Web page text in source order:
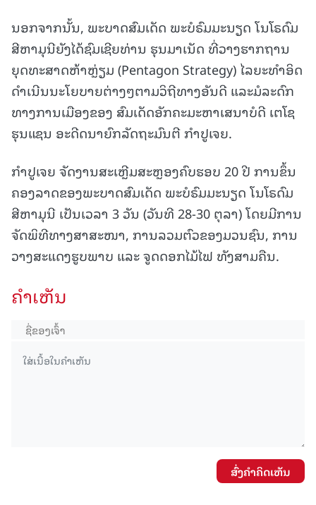
ນອກຈາກນັ້ນ, ພະບາດສົມເດັດ ພະບໍຣົມມະນຽດ ໂນໂຣດົມ
ສີຫາມຸນີຍັງໄດ້ຊົມເຊີຍທ່ານ ຮຸນມາເນັດ ທີ່ວາງຮາກຖານ
ຍຸດທະສາດຫ້າຫຼ່ຽມ (Pentagon Strategy) ໄລຍະທຳອິດ
ດຳເນີນນະໂຍບາຍຕ່າງໆຕາມວິຖີທາງອັນດີ ແລະມໍລະດົກ
ທາງການເມືອງຂອງ ສົມເດັດອັກຄະມະຫາເສນາບໍດີ ເຕໂຊ
ຮຸນແຊນ ອະດີດນາຍົກລັດຖະມົນຕີ ກຳປູເຈຍ.
ກຳປູເຈຍ ຈັດງານສະເຫຼີມສະຫຼອງຄົບຮອບ 20 ປີ ການຂຶ້ນ
ຄອງລາດຂອງພະບາດສົມເດັດ ພະບໍຣົມມະນຽດ ໂນໂຣດົມ
ສີຫາມຸນີ ເປັນເວລາ 3 ວັນ (ວັນທີ 28-30 ຕຸລາ) ໂດຍມີການ
ຈັດພິທີທາງສາສະໜາ, ການລວມຕົວຂອງມວນຊົນ, ການ
ວາງສະແດງຮູບພາບ ແລະ ຈູດດອກໄມ້ໄຟ ທັງສາມຄືນ.
ຄໍາເຫັນ
ສົ່ງຄໍາຄິດເຫັນ